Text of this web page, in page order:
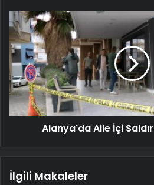
Alanya'da Aile İçi
İlgili Makaleler